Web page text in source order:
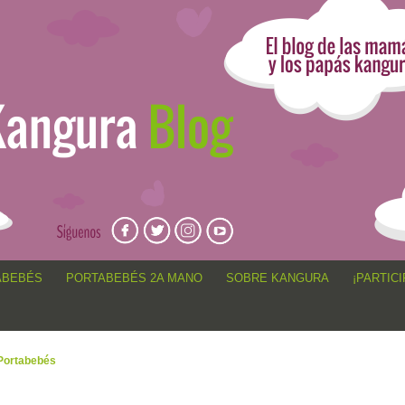
anécdotas de porteo, sorteos, concursos, artículos,
PORTABEBÉS 2A MANO SOBRE KANGURA